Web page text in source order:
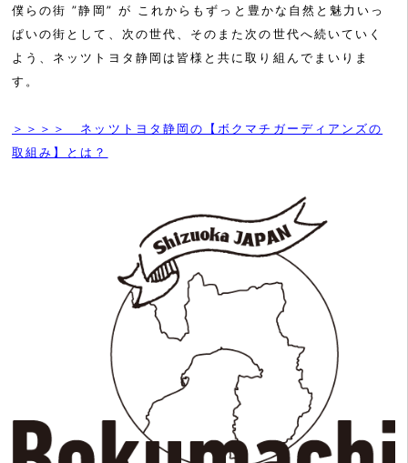
僕らの街 ”静岡” が これからもずっと豊かな自然と魅力いっ
ぱいの街として、次の世代、そのまた次の世代へ続いていく
よう、ネッツトヨタ静岡は皆様と共に取り組んでまいりま
す。
＞＞＞＞ ネッツトヨタ静岡の【ボクマチガーディアンズの
取組み】とは？